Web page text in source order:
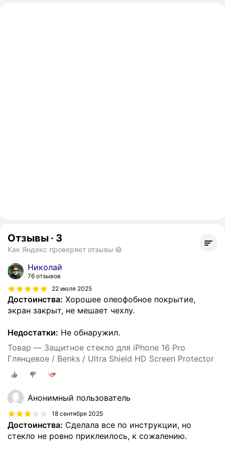
Отзывы · 3
Как Яндекс проверяет отзывы
Николай
76 отзывов
22 июля 2025
Достоинства: Хорошее олеофобное покрытие,
экран закрыт, не мешает чехлу.
Недостатки: Не обнаружил.
Товар — Защитное стекло для iPhone 16 Pro
Глянцевое / Benks / Ultra Shield HD Screen Protector
Анонимный пользователь
18 сентября 2025
Достоинства: Сделала все по инструкции, но
стекло не ровно приклеилось, к сожалению.